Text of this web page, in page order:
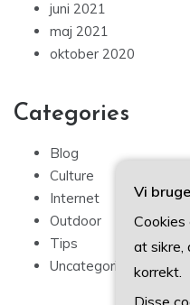
juni 2021
maj 2021
oktober 2020
Categories
Blog
Culture
Internet
Outdoor
Tips
Uncategorized
Vi
at sikre,
korrekt.
Disse